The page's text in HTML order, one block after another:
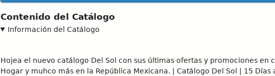
Contenido del Catálogo
Información del Catálogo
Hojea el nuevo catálogo Del Sol con sus últimas ofertas y promociones
Hogar y muhco más en la República Mexicana. | Catálogo Del Sol | 15